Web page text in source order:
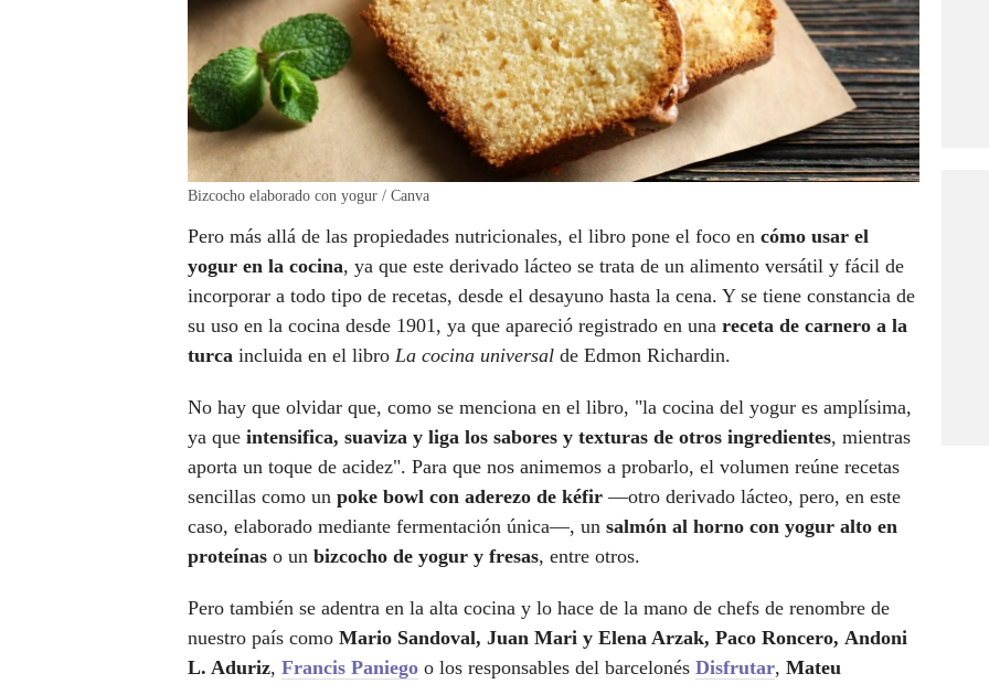
Bizcocho elaborado con yogur / Canva
Pero más allá de las propiedades nutricionales, el libro pone el foco en cómo usar el
yogur en la cocina, ya que este derivado lácteo se trata de un alimento versátil y fácil de
incorporar a todo tipo de recetas, desde el desayuno hasta la cena. Y se tiene constancia de
su uso en la cocina desde 1901, ya que apareció registrado en una receta de carnero a la
turca incluida en el libro La cocina universal de Edmon Richardin.
No hay que olvidar que, como se menciona en el libro, "la cocina del yogur es amplísima,
ya que intensifica, suaviza y liga los sabores y texturas de otros ingredientes, mientras
aporta un toque de acidez". Para que nos animemos a probarlo, el volumen reúne recetas
sencillas como un poke bowl con aderezo de kéfir—otro derivado lácteo, pero, en este
caso, elaborado mediante fermentación única—, un salmón al horno con yogur alto en
proteínas o un bizcocho de yogur y fresas, entre otros.
Pero también se adentra en la alta cocina y lo hace de la mano de chefs de renombre de
nuestro país como Mario Sandoval, Juan Mari y Elena Arzak, Paco Roncero, Andoni
L. Aduriz, Francis Paniego o los responsables del barcelonés Disfrutar, Mateu